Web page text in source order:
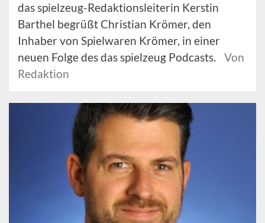
das spielzeug-Redaktionsleiterin Kerstin
Barthel begrüßt Christian Krömer, den
Inhaber von Spielwaren Krömer, in einer
neuen Folge des das spielzeug Podcasts.
Von
Redaktion